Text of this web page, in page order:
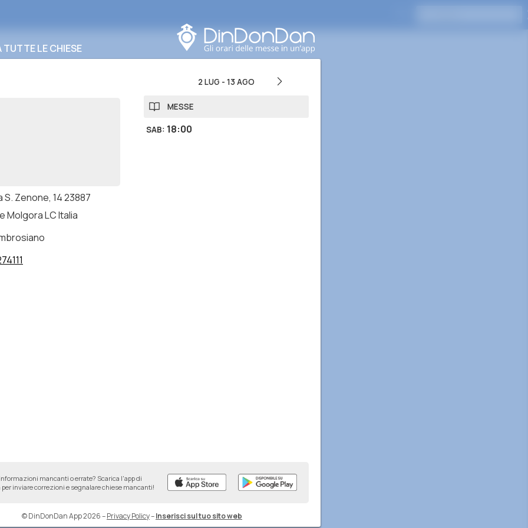
LE CHIESE
S. Zenone, 14 23887
Molgora LC Italia
2 LUG - 13 AGO
MESSE
SAB: 18:00
mancanti o errate? Scarica l'app di
per inviare correzioni e segnalare chiese mancanti!
© DinDonDan App 2026–Privacy Policy–Inserisci sul tuo sito web